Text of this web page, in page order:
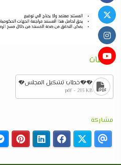
مرفقات
��خطاب تشكيل المجلس�
pdf - 213 KB
مشاركة